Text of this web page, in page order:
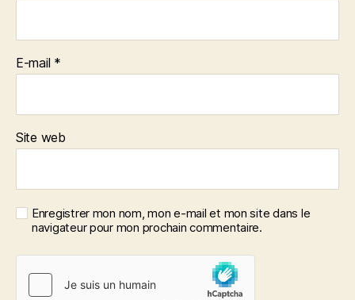
E-mail *
Site web
Enregistrer mon nom, mon e-mail et mon site dans le
navigateur pour mon prochain commentaire.